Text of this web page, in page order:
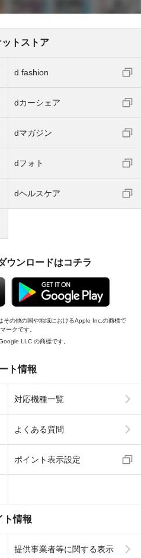
トストア
d fashion
dカーシェア
dマガジン
dフォト
dヘルスケア
ウンロードはコチラ
の他の国や地域におけるApple Inc.の商標で
ークです。
LLC の商標です。
ト情報
対応機種一覧
よくある質問
ポイント表示設定
ト情報
提供事業者等に関する表示